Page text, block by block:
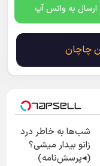
ارسال به واتس آپ
شب‌ها به خاطر درد
زانو بیدار میشی؟
(◂پرسش‌نامه)